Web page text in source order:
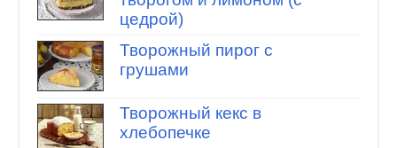
цедрой)
Творожный пирог с
грушами
Творожный кекс в
хлебопечке